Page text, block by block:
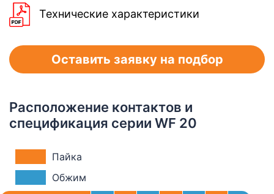
Технические характеристики
Оставить заявку на подбор
Расположение контактов и
спецификация серии WF 20
Пайка
Обжим